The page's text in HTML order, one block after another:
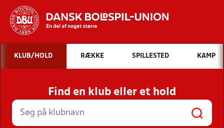
Hvad vil du søge efter?
INDHOLD OG NYHEDER
STILLINGER, RESULTATER, KLUBBER OG
HOLD
KLUB/HOLD RÆKKE SPILLESTED KAMP
Find en klub eller et hold